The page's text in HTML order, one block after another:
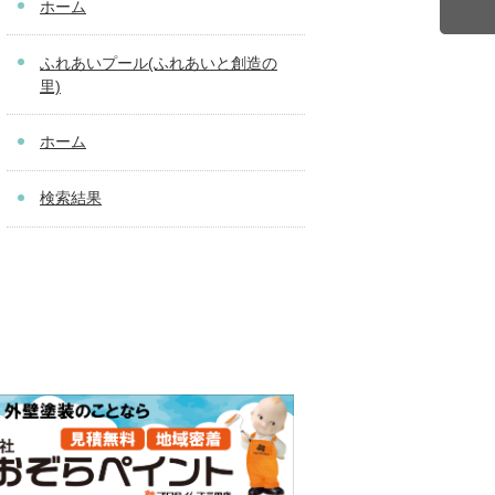
ホーム
ふれあいプール(ふれあいと創造の
里)
ホーム
検索結果